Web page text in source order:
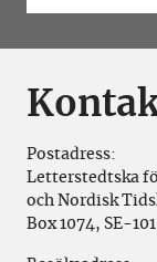
Postadress:
Letterstedtska
och Nordisk
Box 1074, SE-